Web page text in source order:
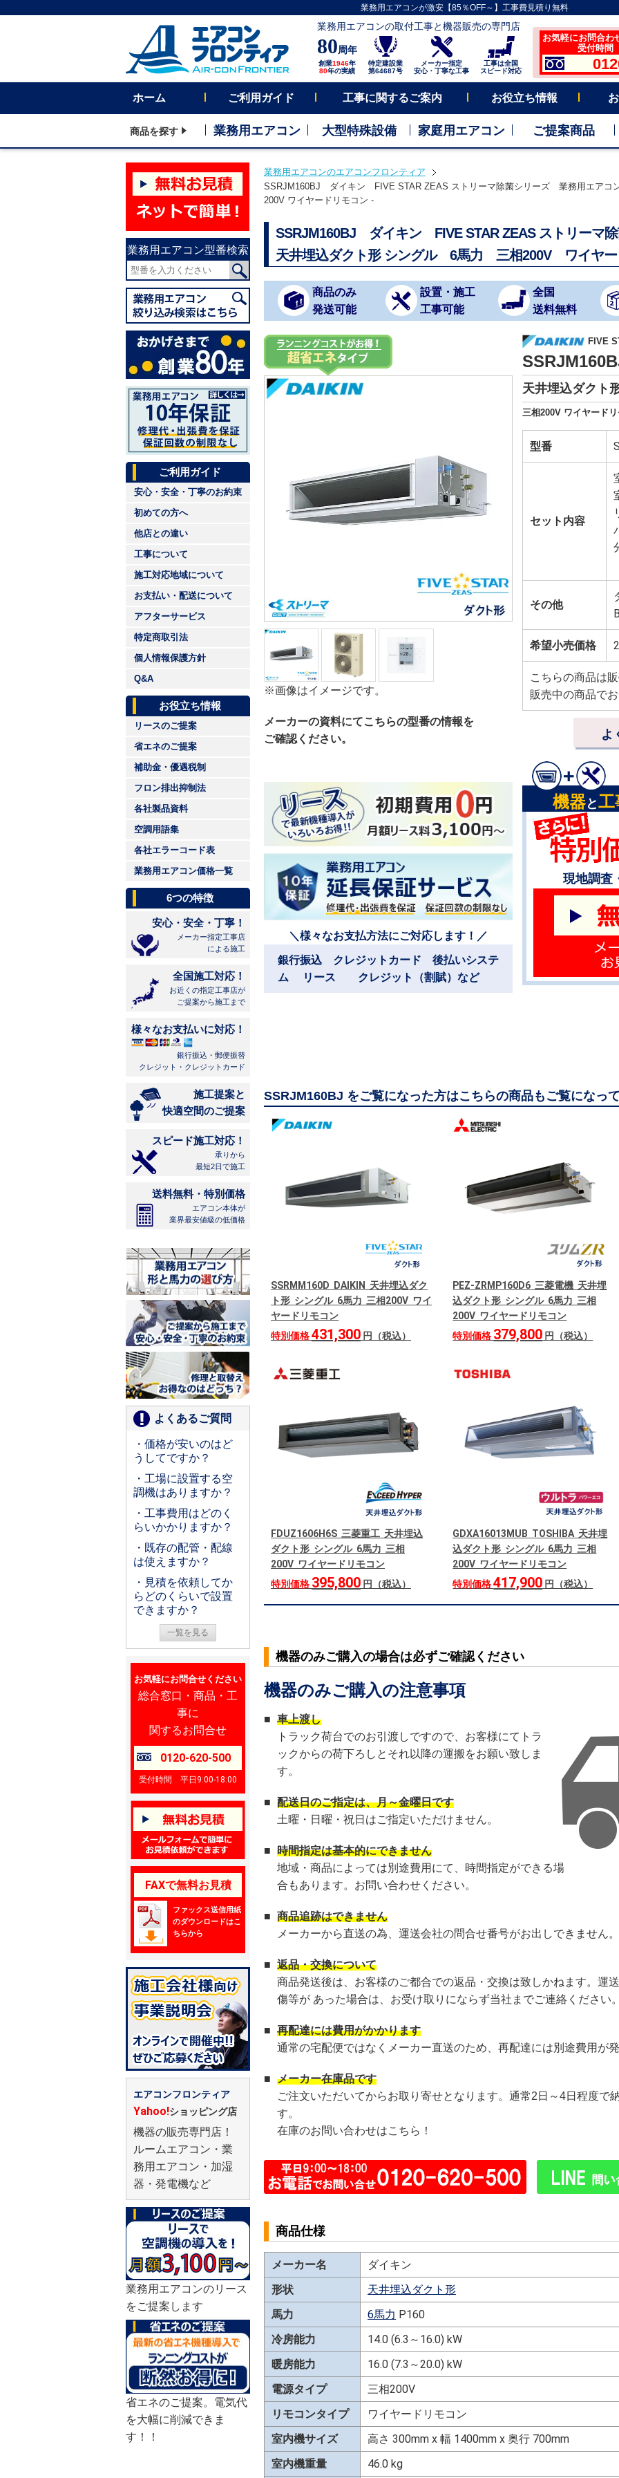
業務用エアコンが激安【85％OFF～】工事費見積り無料
業務用エアコンの取付工事と機器販売の専門店
80周年
創業1946年
80年の実績
特定建設業
第64687号
メーカー指定
安心・丁寧な工事
工事は全国
スピード対応
お気軽にお問合わ
受付時間
ホーム ご利用ガイド 工事に関するご案内 お役立ち情報
商品を探す 業務用エアコン 大型特殊設備 家庭用エアコン ご提案商品
業務用エアコン型番検索
ご利用ガイド
安心・安全・丁寧のお約束
初めての方へ
他店との違い
工事について
施工対応地域について
お支払い・配送について
アフターサービス
特定商取引法
個人情報保護方針
Q&A
お役立ち情報
リースのご提案
省エネのご提案
補助金・優遇税制
フロン排出抑制法
各社製品資料
空調用語集
各社エラーコード表
業務用エアコン価格一覧
6つの特徴
安心・安全・丁寧！
メーカー指定工事店
による施工
全国施工対応！
お近くの指定工事店が
ご提案から施工まで
様々なお支払いに対応！
銀行振込・郵便振替
クレジット・クレジットカード
施工提案と
快適空間のご提案
スピード施工対応！
承りから
最短2日で施工
送料無料・特別価格
エアコン本体が
業界最安値級の低価格
よくあるご質問
・価格が安いのはど
うしてですか？
・工場に設置する空
調機はありますか？
・工事費用はどのく
らいかかりますか？
・既存の配管・配線
は使えますか？
・見積を依頼してか
らどのくらいで設置
できますか？
一覧を見る
お気軽にお問合せください
総合窓口・商品・工
事に
関するお問合せ
0120-620-500
受付時間 平日9:00-18:00
FAXで無料お見積
ファックス送信用紙
のダウンロードはこ
ちらから
エアコンフロンティア
Yahoo!ショッピング店
機器の販売専門店！
ルームエアコン・業
務用エアコン・加湿
器・発電機など
業務用エアコンのリース
をご提案します
省エネのご提案。電気代
を大幅に削減できま
す！！
業務用エアコンのエアコンフロンティア
SSRJM160BJ ダイキン FIVE STAR ZEAS ストリーマ除菌シリーズ 業務用エア
200V ワイヤードリモコン -
SSRJM160BJ ダイキン FIVE STAR ZEAS ストリー
天井埋込ダクト形 シングル 6馬力 三相200V ワイヤ
商品のみ
発送可能
設置・施工
工事可能
全国
送料無料
※画像はイメージです。
メーカーの資料にてこちらの型番の情報を
ご確認ください。
FIVE
天井埋込ダクト
三相200V ワイヤード
型番
セット内容
その他
希望小売価格
こちらの商品は
販売中の商品で
よ
＼様々なお支払方法にご対応します！／
銀行振込 クレジットカード 後払いシステ
ム リース クレジット（割賦）など
機器と工
現地調査
SSRJM160BJ をご覧になった方はこちらの商品もご覧になっ
SSRMM160D DAIKIN 天井埋込ダク
ト形 シングル 6馬力 三相200V ワイ
ヤードリモコン
特別価格431,300 円（税込）
PEZ-ZRMP160D6 三菱電機 天井埋
込ダクト形 シングル 6馬力 三相
200V ワイヤードリモコン
特別価格 379,800 円（税込）
FDUZ1606H6S 三菱重工 天井埋込
ダクト形 シングル 6馬力 三相
200V ワイヤードリモコン
特別価格 395,800 円（税込）
GDXA16013MUB TOSHIBA 天井埋
込ダクト形 シングル 6馬力 三相
200V ワイヤードリモコン
特別価格417,900 円（税込）
機器のみご購入の場合は必ずご確認ください
機器のみご購入の注意事項
■ 車上渡し
トラック荷台でのお引渡しですので、お客様にてトラ
ックからの荷下ろしとそれ以降の運搬をお願い致しま
す。
■ 配送日のご指定は、月～金曜日です
土曜・日曜・祝日はご指定いただけません。
■ 時間指定は基本的にできません
地域・商品によっては別途費用にて、時間指定ができる場
合もあります。お問い合わせください。
■ 商品追跡はできません
メーカーから直送の為、運送会社の問合せ番号がお出しできません
■ 返品・交換について
商品発送後は、お客様のご都合での返品・交換は致しかねます。運
傷等が あった場合は、お受け取りにならず当社までご連絡ください
■ 再配達には費用がかかります
通常の宅配便ではなくメーカー直送のため、再配達には別途費用が
■ メーカー在庫品です
ご注文いただいてからお取り寄せとなります。通常2日～4日程度で
す。
在庫のお問い合わせはこちら！
商品仕様
メーカー名
ダイキン
形状
天井埋込ダクト形
馬力
6馬力 P160
冷房能力
14.0 (6.3～16.0) kW
暖房能力
16.0 (7.3～20.0) kW
電源タイプ
三相200V
リモコンタイプ
ワイヤードリモコン
室内機サイズ
高さ 300mm x 幅 1400mm x 奥行 700mm
室内機重量
46.0 kg